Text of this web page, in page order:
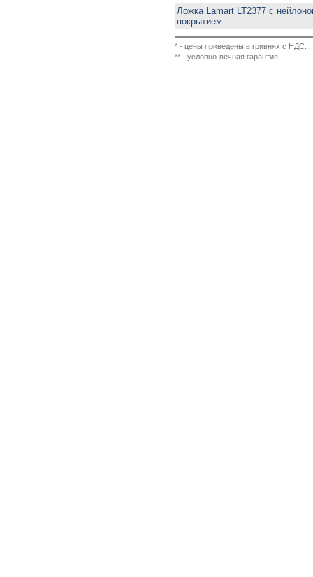
Ложка Lamart LT2377 с
покрытием
* - цены приведены в гривнях с НДС.
** - условно-вечная гарантия.